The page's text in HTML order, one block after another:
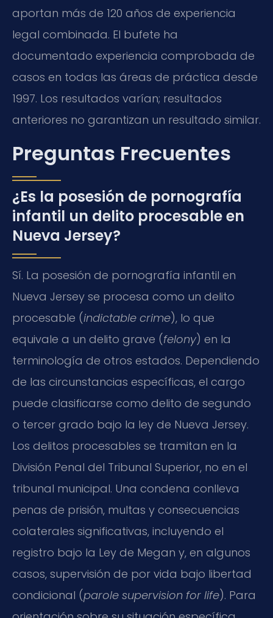
aportan más de 120 años de experiencia
legal combinada. El bufete ha
documentado experiencia comprobada de
casos en todas las áreas de práctica desde
1997. Los resultados varían; resultados
anteriores no garantizan un resultado similar.
Preguntas Frecuentes
¿Es la posesión de pornografía
infantil un delito procesable en
Nueva Jersey?
Sí. La posesión de pornografía infantil en
Nueva Jersey se procesa como un delito
procesable (indictable crime), lo que
equivale a un delito grave (felony) en la
terminología de otros estados. Dependiendo
de las circunstancias específicas, el cargo
puede clasificarse como delito de segundo
o tercer grado bajo la ley de Nueva Jersey.
Los delitos procesables se tramitan en la
División Penal del Tribunal Superior, no en el
tribunal municipal. Una condena conlleva
penas de prisión, multas y consecuencias
colaterales significativas, incluyendo el
registro bajo la Ley de Megan y, en algunos
casos, supervisión de por vida bajo libertad
condicional (parole supervision for life). Para